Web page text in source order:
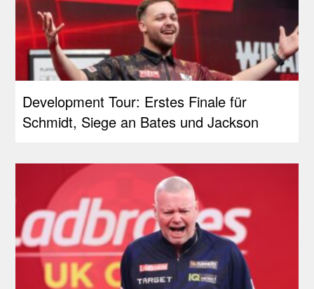
Development Tour: Erstes Finale für
Schmidt, Siege an Bates und Jackson